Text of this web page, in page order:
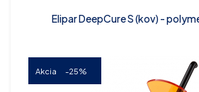
Elipar DeepCure S (kov) -
Akcia -25%